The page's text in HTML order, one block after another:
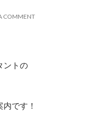
COMMENT
ントの
です！